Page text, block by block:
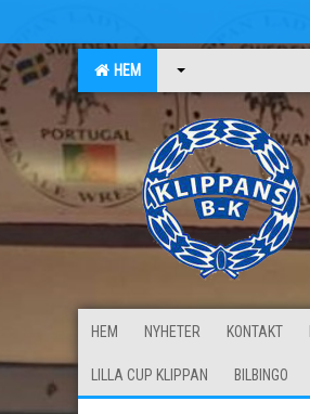
HEM
HEM NYHETER KONTAKT
LILLA CUP KLIPPAN BILBINGO